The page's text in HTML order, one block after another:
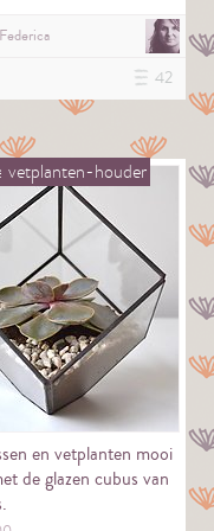
Federica
42
vetplanten-houder
en vetplanten mooi
de glazen cubus van